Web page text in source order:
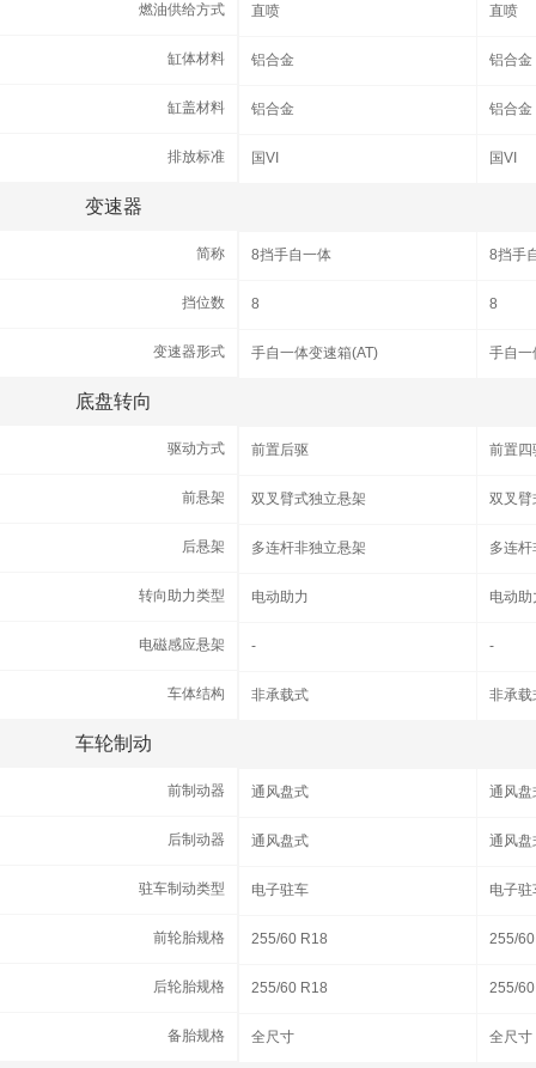
燃油供给方式 直喷 直喷
缸体材料 铝合金 铝合金
缸盖材料 铝合金 铝合金
排放标准 国VI 国VI
变速器
简称 8挡手自一体 8挡手
挡位数 8 8
变速器形式 手自一体变速箱(AT) 手自一
底盘转向
驱动方式 前置后驱 前置四
前悬架 双叉臂式独立悬架 双叉臂
后悬架 多连杆非独立悬架 多连
转向助力类型 电动助力 电动助
电磁感应悬架 - -
车体结构 非承载式 非承载
车轮制动
前制动器 通风盘式 通风盘
后制动器 通风盘式 通风盘
驻车制动类型 电子驻车 电子驻
前轮胎规格 255/60 R18 255/
后轮胎规格 255/60 R18 255/
备胎规格 全尺寸 全尺寸
燃油供给方式
缸体材料
缸盖材料
排放标准
变速器
简称
挡位数
变速器形式
底盘转向
驱动方式
前悬架
后悬架
转向助力类型
电磁感应悬架
车体结构
车轮制动
前制动器
后制动器
驻车制动类型
前轮胎规格
后轮胎规格
备胎规格